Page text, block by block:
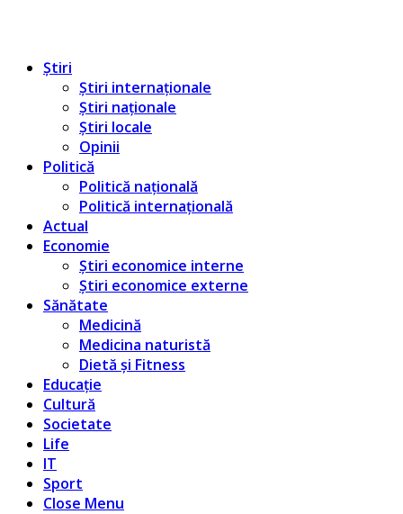
Știri
Știri internaționale
Știri naționale
Știri locale
Opinii
Politică
Politică națională
Politică internațională
Actual
Economie
Știri economice interne
Știri economice externe
Sănătate
Medicină
Medicina naturistă
Dietă și Fitness
Educație
Cultură
Societate
Life
IT
Sport
Close Menu